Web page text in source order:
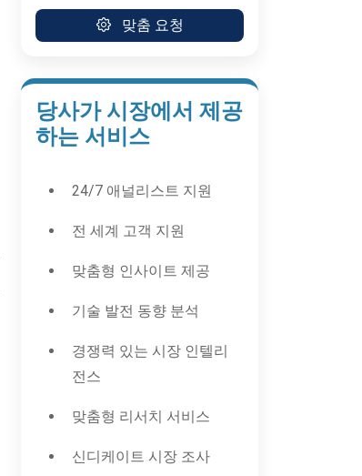
맞춤 요청
당사가 시장에서 제공
하는 서비스
24/7 애널리스트 지원
전 세계 고객 지원
맞춤형 인사이트 제공
기술 발전 동향 분석
경쟁력 있는 시장 인텔리
전스
맞춤형 리서치 서비스
신디케이트 시장 조사